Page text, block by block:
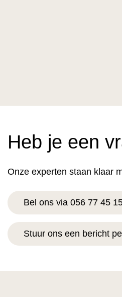
Heb je een
Onze experten staan klaar
Bel ons via 056 77 45
Stuur ons een bericht